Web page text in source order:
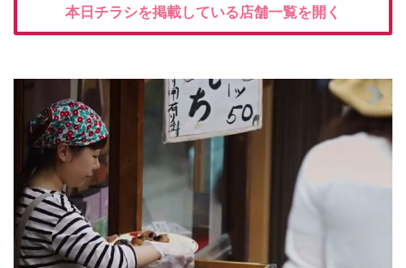
本日チラシを掲載している店舗一覧を開く